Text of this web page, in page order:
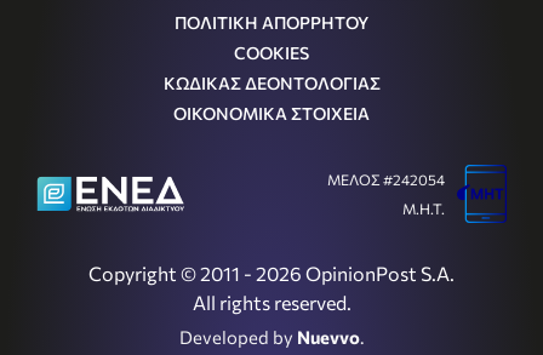
ΠΟΛΙΤΙΚΗ ΑΠΟΡΡΗΤΟΥ
COOKIES
ΚΩΔΙΚΑΣ ΔΕΟΝΤΟΛΟΓΙΑΣ
ΟΙΚΟΝΟΜΙΚΑ ΣΤΟΙΧΕΙΑ
Copyright © 2011 - 2026 OpinionPost S.A.
All rights reserved.
Developed by Nuevvo.
ΜΕΛΟΣ #242054
Μ.Η.Τ.